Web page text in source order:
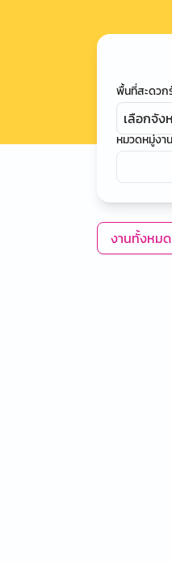
พื้นที่สะดวก
เลือกจัง
หมวดหมู่งาน
งานทั้งหมด